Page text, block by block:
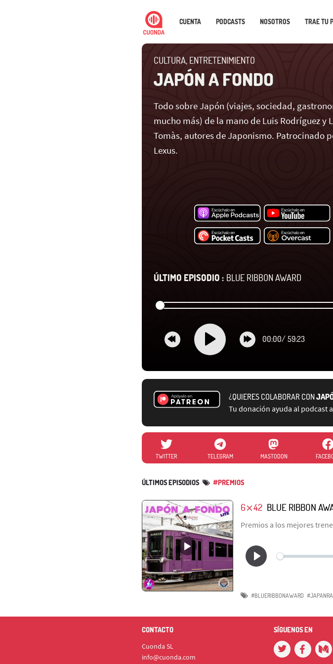
CUENTA PODCASTS NOSOTROS TRAE TU
CULTURA, ENTRETENIMIENTO
JAPÓN A FONDO
Todo sobre Japón (viajes, sociedad,
mucho más) de la mano de Luis Rodríguez y
Tomàs, autores de Japonismo. Patrocinado
Lexus.
ÚLTIMO EPISODIO : BLUE RIBBON AWARD
00:00/ 59:23
¿QUIERES COLABORAR CON
Tu donación ayuda al podcast
TWITTER TELEGRAM MASTODON
ÚLTIMOS EPISODIOS #PREMIOS
6⨯42 BLUE RIBBON
Premios a los mejores
#BLUERIBBONAWARD
CONTACTO
Cuonda SL
info@cuonda.com
SÍGUENOS EN